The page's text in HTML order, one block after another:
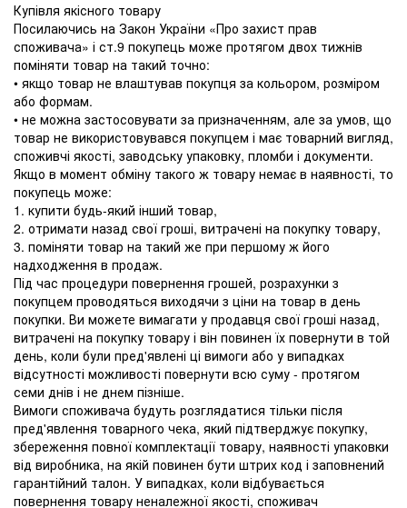
Купівля якісного товару
Посилаючись на Закон України «Про захист прав
споживача» і ст.9 покупець може протягом двох тижнів
поміняти товар на такий точно:
• якщо товар не влаштував покупця за кольором, розміром
або формам.
• не можна застосовувати за призначенням, але за умов, що
товар не використовувався покупцем і має товарний вигляд,
споживчі якості, заводську упаковку, пломби і документи.
Якщо в момент обміну такого ж товару немає в наявності, то
покупець може:
1. купити будь-який інший товар,
2. отримати назад свої гроші, витрачені на покупку товару,
3. поміняти товар на такий же при першому ж його
надходження в продаж.
Під час процедури повернення грошей, розрахунки з
покупцем проводяться виходячи з ціни на товар в день
покупки. Ви можете вимагати у продавця свої гроші назад,
витрачені на покупку товару і він повинен їх повернути в той
день, коли були пред'явлені ці вимоги або у випадках
відсутності можливості повернути всю суму - протягом
семи днів і не днем ​​пізніше.
Вимоги споживача будуть розглядатися тільки після
пред'явлення товарного чека, який підтверджує покупку,
збереження повної комплектації товару, наявності упаковки
від виробника, на якій повинен бути штрих код і заповнений
гарантійний талон. У випадках, коли відбувається
повернення товару неналежної якості, споживач